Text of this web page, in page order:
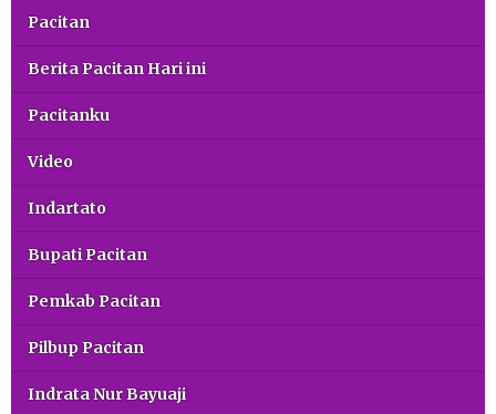
Pacitan
Berita Pacitan Hari ini
Pacitanku
Video
Indartato
Bupati Pacitan
Pemkab Pacitan
Pilbup Pacitan
Indrata Nur Bayuaji